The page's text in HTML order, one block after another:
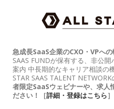
急成長SaaS企業のCXO・VPへの
SAAS FUNDが保有する、非公
案内 中長期的なキャリア相談の
STAR SAAS TALENT NETWORK
者限定SaaSウェビナーや、求人
ださい！［詳細・登録はこちら］